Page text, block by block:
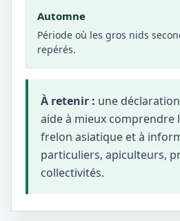
Automne
Période où les gros nids
repérés.
À retenir : une
aide à mieux comprendre
frelon asiatique et à
particuliers, apiculteurs,
collectivités.